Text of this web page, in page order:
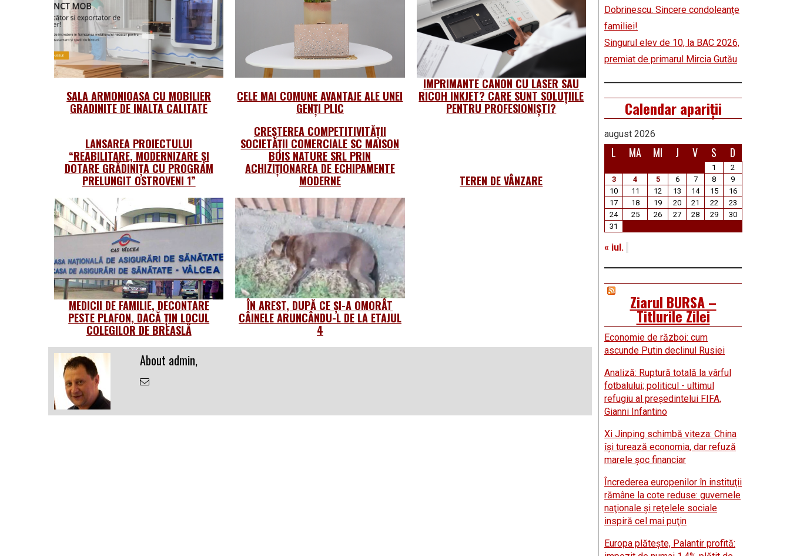
SALA ARMONIOASA CU MOBILIER
GRADINITE DE INALTA CALITATE
CELE MAI COMUNE AVANTAJE ALE UNEI
GENȚI PLIC
IMPRIMANTE CANON CU LASER SAU
RICOH INKJET? CARE SUNT SOLUȚIILE
PENTRU PROFESIONIŞTI?
LANSAREA PROIECTULUI
“REABILITARE, MODERNIZARE ȘI
DOTARE GRĂDINIȚA CU PROGRAM
PRELUNGIT OSTROVENI 1”
CREȘTEREA COMPETITIVITĂȚII
SOCIETĂȚII COMERCIALE SC MAISON
BOIS NATURE SRL PRIN
ACHIZIȚIONAREA DE ECHIPAMENTE
MODERNE
TEREN DE VÂNZARE
MEDICII DE FAMILIE, DECONTARE
PESTE PLAFON, DACĂ ȚIN LOCUL
COLEGILOR DE BREASLĂ
ÎN AREST, DUPĂ CE ȘI-A OMORÂT
CÂINELE ARUNCÂNDU-L DE LA ETAJUL
4
About admin,
Email
Dobrinescu. Sincere condoleanțe
familiei!
Singurul elev de 10, la BAC 2026,
premiat de primarul Mircia Gutău
Calendar apariții
august 2026
L MA MI J V S D
1
2
3
4 5 6 7 8
9
10
11 12 13 14 15
16
17
18 19 20 21 22
23
24
25 26 27 28 29
30
31
« iul.
Ziarul BURSA –
Titlurile Zilei
Economie de război: cum
ascunde Putin declinul Rusiei
Analiză: Ruptură totală la vârful
fotbalului; politicul - ultimul
refugiu al preşedintelui FIFA,
Gianni Infantino
Xi Jinping schimbă viteza: China
îşi turează economia, dar refuză
marele şoc financiar
Încrederea europenilor în instituţii
rămâne la cote reduse: guvernele
naţionale şi reţelele sociale
inspiră cel mai puţin
Europa plăteşte, Palantir profită: